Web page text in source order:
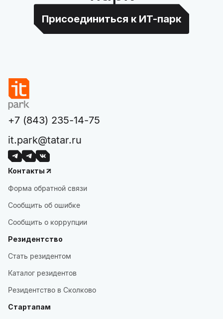
Присоединиться к ИТ-парк
+7 (843) 235-14-75
it.park@tatar.ru
Контакты
Форма обратной связи
Сообщить об ошибке
Сообщить о коррупции
Резидентство
Стать резидентом
Каталог резидентов
Резидентство в Сколково
Стартапам